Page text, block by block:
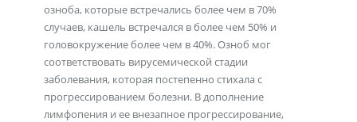
озноба, которые встречались более чем в 70%
случаев, кашель встречался в более чем 50% и
головокружение более чем в 40%. Озноб мог
соответствовать вирусемической стадии
заболевания, которая постепенно стихала с
прогрессированием болезни. В дополнение
лимфопения и ее внезапное прогрессирование,